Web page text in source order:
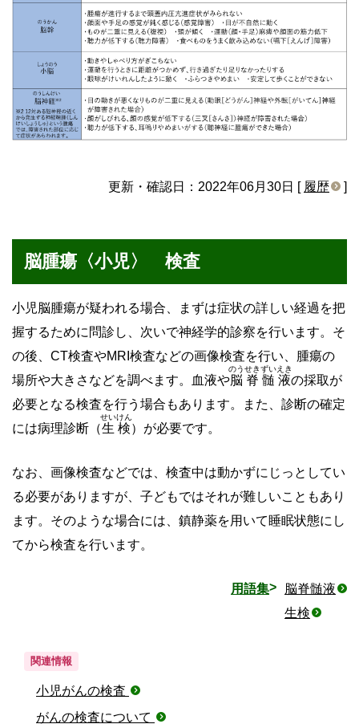
更新・確認日：2022年06月30日 [ 履歴 ]
脳腫瘍〈小児〉 検査
小児脳腫瘍が疑われる場合、まずは症状の詳しい経過を把
握するために問診し、次いで神経学的診察を行います。そ
の後、CT検査やMRI検査などの画像検査を行い、腫瘍の
場所や大きさなどを調べます。血液や脳脊髄液
のうせきずいえき
の採取が
必要となる検査を行う場合もあります。また、診断の確定
には病理診断（生検
せいけん
）が必要です。
なお、画像検査などでは、検査中は動かずにじっとしてい
る必要がありますが、子どもではそれが難しいこともあり
ます。そのような場合には、鎮静薬を用いて睡眠状態にし
てから検査を行います。
用語集
脳脊髄液
生検
関連情報
小児がんの検査
がんの検査について